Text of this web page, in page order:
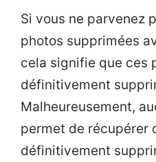
Si vous ne parvenez
photos supprimées
cela signifie que ces
définitivement
Malheureusement,
permet de récupérer
définitivement